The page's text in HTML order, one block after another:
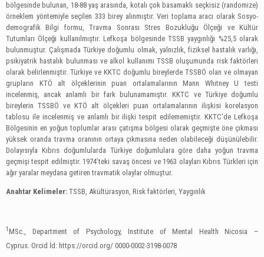
bölgesinde bulunan, 18-88 yaş arasında, kotalı çok basamaklı seçkisiz (randomize)
örneklem yöntemiyle seçilen 333 birey alınmıştır. Veri toplama aracı olarak Sosyo-
demografik Bilgi formu, Travma Sonrası Stres Bozukluğu Ölçeği ve Kültür
Tutumları Ölçeği kullanılmıştır. Lefkoşa bölgesinde TSSB yaygınlığı %25,5 olarak
bulunmuştur. Çalışmada Türkiye doğumlu olmak, yalnızlık, fiziksel hastalık varlığı,
psikiyatrik hastalık bulunması ve alkol kullanımı TSSB oluşumunda risk faktörleri
olarak belirlenmiştir. Türkiye ve KKTC doğumlu bireylerde TSSBÖ olan ve olmayan
grupların KTÖ alt ölçeklerinin puan ortalamalarının Mann Whıtney U testi
incelenmiş, ancak anlamlı bir fark bulunamamıştır. KKTC ve Türkiye doğumlu
bireylerin TSSBÖ ve KTÖ alt ölçekleri puan ortalamalarının ilişkisi korelasyon
tablosu ile incelenmiş ve anlamlı bir ilişki tespit edilememiştir. KKTC’de Lefkoşa
Bölgesinin en yoğun toplumlar arası çatışma bölgesi olarak geçmişte öne çıkması
yüksek oranda travma oranının ortaya çıkmasına neden olabileceği düşünülebilir.
Dolayısıyla Kıbrıs doğumlularda Türkiye doğumlulara göre daha yoğun travma
geçmişi tespit edilmiştir. 1974’teki savaş öncesi ve 1963 olayları Kıbrıs Türkleri için
ağır yaralar meydana getiren travmatik olaylar olmuştur.
Anahtar Kelimeler: TSSB, Akültürasyon, Risk faktörleri, Yaygınlık
1 MSc., Department of Psychology, Institute of Mental Health Nicosia –
Cyprus. .Orcid İd: https://orcid.org/ 0000-0002-3198-0078